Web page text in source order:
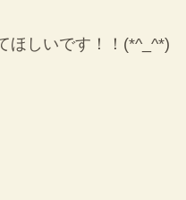
ほしいです！！(*^_^*)